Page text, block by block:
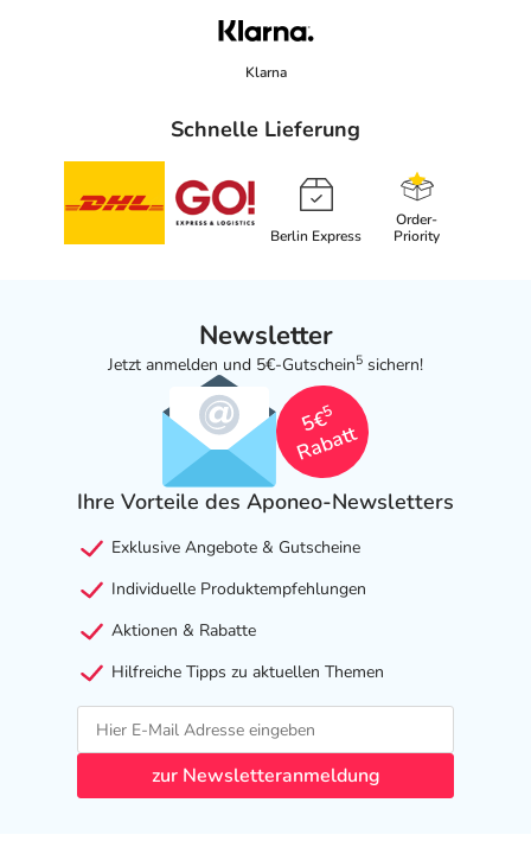
Klarna
Schnelle Lieferung
Berlin Express
Order-
Priority
Newsletter
Jetzt anmelden und 5€-Gutschein5 sichern!
5€
5
Rabatt
Ihre Vorteile des Aponeo-Newsletters
Exklusive Angebote & Gutscheine
Individuelle Produktempfehlungen
Aktionen & Rabatte
Hilfreiche Tipps zu aktuellen Themen
zur Newsletteranmeldung